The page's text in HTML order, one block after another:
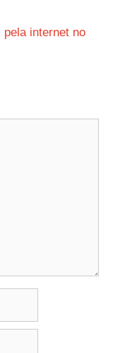
pela internet no